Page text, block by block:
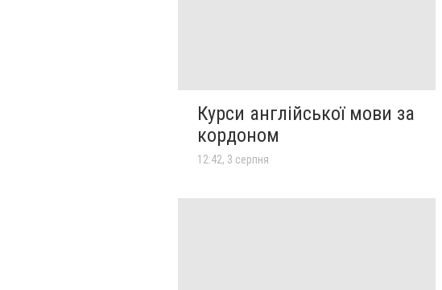
Курси англійської мови за
кордоном
12:42, 3 серпня